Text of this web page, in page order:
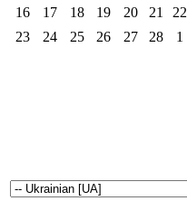
16
17 18 19 20 21
22
23
24 25 26 27 28 1